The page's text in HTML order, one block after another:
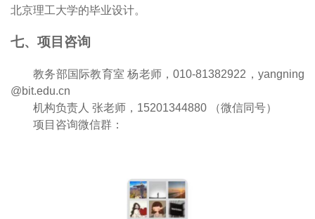
北京理工大学的毕业设计。
七、项目咨询
教务部国际教育室 杨老师，010-81382922 ，yangning
@bit.edu.cn
机构负责人 张老师，15201344880 （微信同号）
项目咨询微信群：